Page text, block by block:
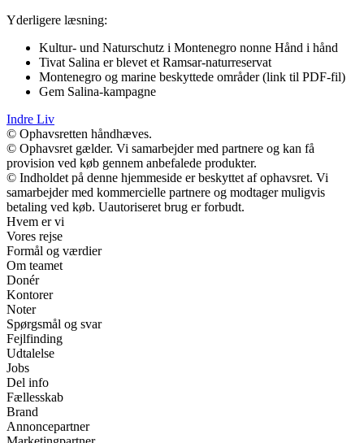
Yderligere læsning:
Kultur- und Naturschutz i Montenegro nonne Hånd i hånd
Tivat Salina er blevet et Ramsar-naturreservat
Montenegro og marine beskyttede områder (link til PDF-fil)
Gem Salina-kampagne
Indre Liv
© Ophavsretten håndhæves.
© Ophavsret gælder. Vi samarbejder med partnere og kan få
provision ved køb gennem anbefalede produkter.
© Indholdet på denne hjemmeside er beskyttet af ophavsret. Vi
samarbejder med kommercielle partnere og modtager muligvis
betaling ved køb. Uautoriseret brug er forbudt.
Hvem er vi
Vores rejse
Formål og værdier
Om teamet
Donér
Kontorer
Noter
Spørgsmål og svar
Fejlfinding
Udtalelse
Jobs
Del info
Fællesskab
Brand
Annoncepartner